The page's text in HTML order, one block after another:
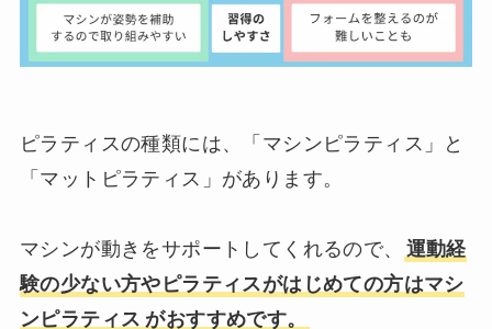
ピラティスの種類には、「マシンピラティス」と
「マットピラティス」があります。
マシンが動きをサポートしてくれるので、
運動経
験の少ない方やピラティスがはじめての方はマシ
ンピラテ ィス がおすすめです。